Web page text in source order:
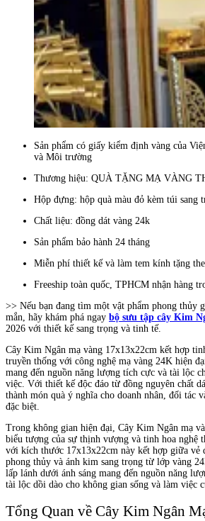
Sản phẩm có giấy kiểm định vàng của
và Môi trường
Thương hiệu: QUÀ TẶNG MẠ VÀNG
Hộp đựng: hộp quà màu đỏ kèm túi sang
Chất liệu: đồng dát vàng 24k
Sản phẩm bảo hành 24 tháng
Miễn phí thiết kế và làm tem kính tặng
Freeship toàn quốc, TPHCM nhận hàng
>> Nếu bạn đang tìm một vật phẩm phong thủy
mắn, hãy khám phá ngay bộ sưu tập cây Kim
2026 với thiết kế sang trọng và tinh tế.
Cây Kim Ngân mạ vàng 17x13x22cm kết hợp
truyền thống với công nghệ mạ vàng 24K hiện
mang đến nguồn năng lượng tích cực và tài lộc
việc. Với thiết kế độc đáo từ đồng nguyên chất
thành món quà ý nghĩa cho doanh nhân, đối tác
đặc biệt.
Trong không gian hiện đại, Cây Kim Ngân mạ
biểu tượng của sự thịnh vượng và tinh hoa nghệ
với kích thước 17x13x22cm này kết hợp giữa vẻ
phong thủy và ánh kim sang trọng từ lớp vàng
lấp lánh dưới ánh sáng mang đến nguồn năng
tài lộc dồi dào cho không gian sống và làm việc
Tổng Quan về Cây Kim Ngân